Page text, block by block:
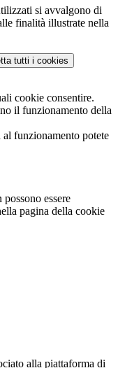
si avvalgono di
finalità illustrate nella
tutti i cookies
cookie consentire.
il funzionamento della
al funzionamento potete
essere
pagina della cookie
alla piattaforma di